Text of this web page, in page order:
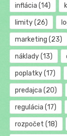
inflácia (14)
limity(26)
marketing (23)
náklady(13)
poplatky(17)
predajca (20)
regulácia (17)
rozpočet (18)